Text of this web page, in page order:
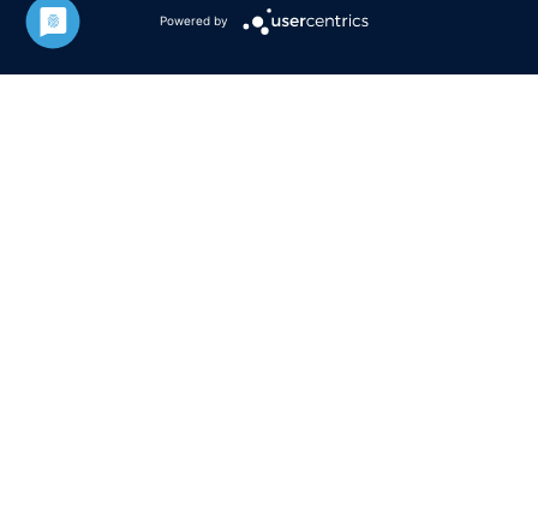
Powered by